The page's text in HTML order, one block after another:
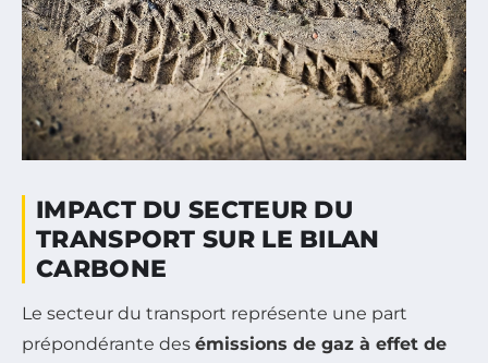
IMPACT DU SECTEUR DU
TRANSPORT SUR LE BILAN
CARBONE
Le secteur du transport représente une part
prépondérante des émissions de gaz à effet de